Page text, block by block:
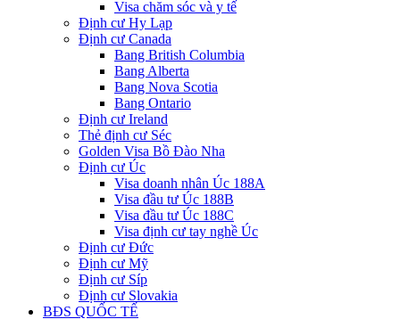
Visa chăm sóc và y tế
Định cư Hy Lạp
Định cư Canada
Bang British Columbia
Bang Alberta
Bang Nova Scotia
Bang Ontario
Định cư Ireland
Thẻ định cư Séc
Golden Visa Bồ Đào Nha
Định cư Úc
Visa doanh nhân Úc 188A
Visa đầu tư Úc 188B
Visa đầu tư Úc 188C
Visa định cư tay nghề Úc
Định cư Đức
Định cư Mỹ
Định cư Síp
Định cư Slovakia
BĐS QUỐC TẾ